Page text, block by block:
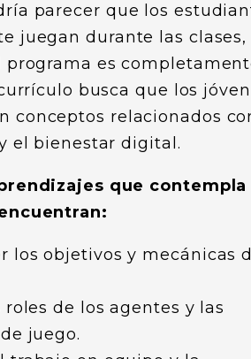
parecer que los
juegan durante las clases,
programa es
busca que los
conceptos relacionados
el bienestar digital.
que contempla
los objetivos y mecánicas
de los agentes y las
juego.